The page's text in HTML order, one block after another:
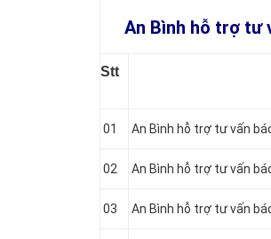
An Bình hỗ trợ tư
Stt
01 An Bình hỗ trợ tư vấn
02 An Bình hỗ trợ tư vấn
03 An Bình hỗ trợ tư vấn